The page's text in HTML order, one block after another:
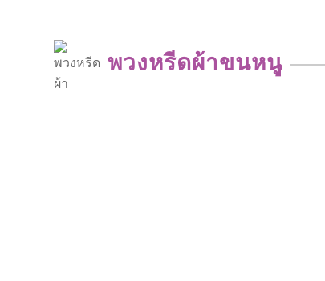
พวงหรีดผ้าขนหนู